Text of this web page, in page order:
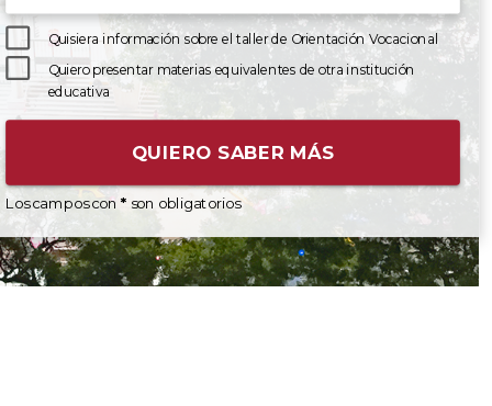
Quisiera información sobre el taller de Orientación Vocacional
Quiero presentar materias equivalentes de otra institución
educativa
QUIERO SABER MÁS
Los campos con * son obligatorios